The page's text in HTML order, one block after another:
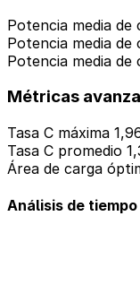
Potencia media de
Potencia media de
Potencia media de
Métricas
Tasa C máxima
Tasa C promedio
Área de carga
Análisis de tiempo